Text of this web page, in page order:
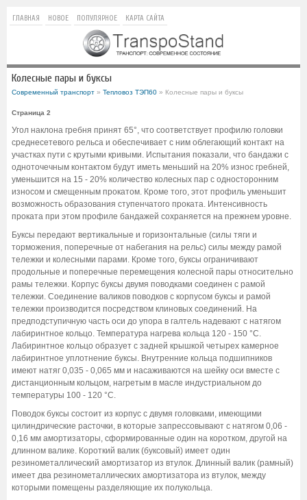
ГЛАВНАЯ НОВОЕ ПОПУЛЯРНОЕ КАРТА САЙТА
Колесные пары и буксы
Современный транспорт » Тепловоз ТЭП60 » Колесные пары и буксы
Страница 2
Угол наклона гребня принят 65°, что соответствует профилю головки
среднесетевого рельса и обеспечивает с ним облегающий контакт на
участках пути с крутыми кривыми. Испытания показали, что бандажи с
одноточечным контактом будут иметь меньший на 20% износ гребней,
уменьшится на 15 - 20% количество колесных пар с односторонним
износом и смещенным прокатом. Кроме того, этот профиль уменьшит
возможность образования ступенчатого проката. Интенсивность
проката при этом профиле бандажей сохраняется на прежнем уровне.
Буксы передают вертикальные и горизонтальные (силы тяги и
торможения, поперечные от набегания на рельс) силы между рамой
тележки и колесными парами. Кроме того, буксы ограничивают
продольные и поперечные перемещения колесной пары относительно
рамы тележки. Корпус буксы двумя поводками соединен с рамой
тележки. Соединение валиков поводков с корпусом буксы и рамой
тележки производится посредством клиновых соединений. На
предподступичную часть оси до упора в галтель надевают с натягом
лабиринтное кольцо. Температура нагрева кольца 120 - 150 °С.
Лабиринтное кольцо образует с задней крышкой четырех камерное
лабиринтное уплотнение буксы. Внутренние кольца подшипников
имеют натяг 0,035 - 0,065 мм и насаживаются на шейку оси вместе с
дистанционным кольцом, нагретым в масле индустриальном до
температуры 100 - 120 °С.
Поводок буксы состоит из корпус с двумя головками, имеющими
цилиндрические расточки, в которые запрессовывают с натягом 0,06 -
0,16 мм амортизаторы, сформированные один на коротком, другой на
длинном валике. Короткий валик (буксовый) имеет один
резинометаллический амортизатор из втулок. Длинный валик (рамный)
имеет два резинометаллических амортизатора из втулок, между
которыми помещены разделяющие их полукольца.